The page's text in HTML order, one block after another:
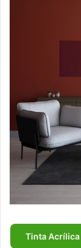
Tinta Acrílica